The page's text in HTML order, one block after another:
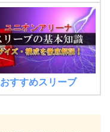
おすすめスリーブ